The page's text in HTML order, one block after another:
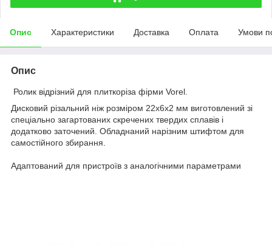
Опис Характеристики Доставка Оплата Умови
Опис
Ролик відрізний для плиткоріза фірми Vorel.
Дисковий різальний ніж розміром 22х6х2 мм виготовлений зі
спеціально загартованих скречених твердих сплавів і
додатково заточений. Обладнаний нарізним штифтом для
самостійного збирання.
Адаптований для пристроїв з аналогічними параметрами